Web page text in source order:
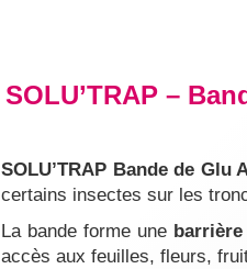
SOLU’TRAP –
SOLU’TRAP Bande de Glu
certains insectes sur les
La bande forme une barrière
accès aux feuilles, fleurs,